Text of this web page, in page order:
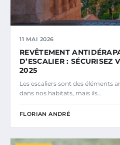
11 MAI 2026
REVÊTEMENT
D’ESCALIER : SÉCURISEZ
2025
Les escaliers sont des éléments
dans nos habitats, mais ils…
FLORIAN ANDRÉ